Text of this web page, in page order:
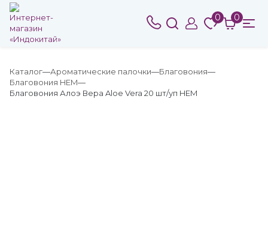
0 0
Каталог Ароматические палочки
Благовония
Благовония HEM
Благовония Алоэ Вера Aloe Vera 20 шт/уп HEM